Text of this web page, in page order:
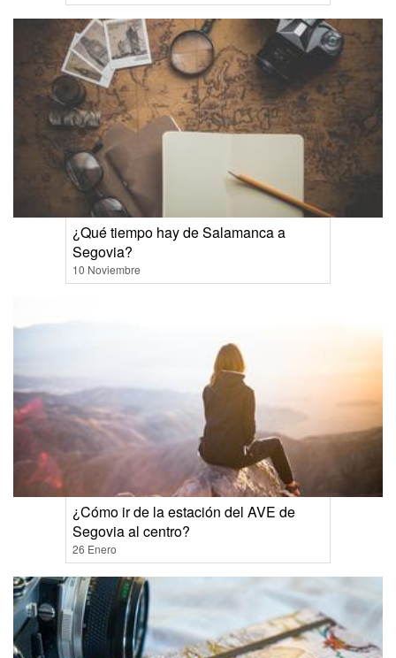
¿Qué tiempo hay de Salamanca a
Segovia?
10 Noviembre
¿Cómo ir de la estación del AVE de
Segovia al centro?
26 Enero